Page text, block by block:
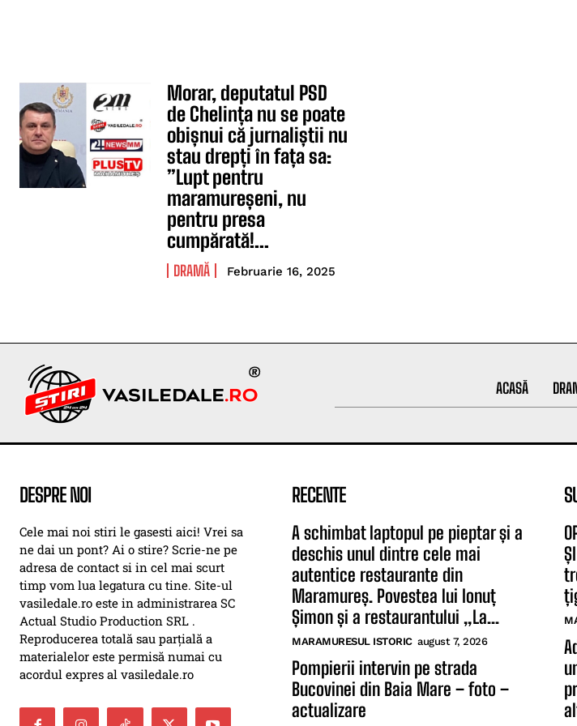
Morar, deputatul PSD
de Chelința nu se poate
obișnui că jurnaliștii nu
stau drepți în fața sa:
”Lupt pentru
maramureșeni, nu
pentru presa
cumpărată!...
DRAMĂ Februarie 16, 2025
ACASĂ
DESPRE NOI
Cele mai noi stiri le gasesti aici! Vrei sa
ne dai un pont? Ai o stire? Scrie-ne pe
adresa de contact si in cel mai scurt
timp vom lua legatura cu tine. Site-ul
vasiledale.ro este in administrarea SC
Actual Studio Production SRL .
Reproducerea totală sau parțială a
materialelor este permisă numai cu
acordul expres al vasiledale.ro
RECENTE
A schimbat laptopul pe pieptar și a
deschis unul dintre cele mai
autentice restaurante din
Maramureș. Povestea lui Ionuț
Șimon și a restaurantului „La...
MARAMURESUL ISTORIC august 7, 2026
Pompierii intervin pe strada
Bucovinei din Baia Mare – foto –
actualizare